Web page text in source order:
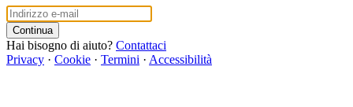
Continua
Hai bisogno di aiuto? Contattaci
Privacy · Cookie · Termini · Accessibilità